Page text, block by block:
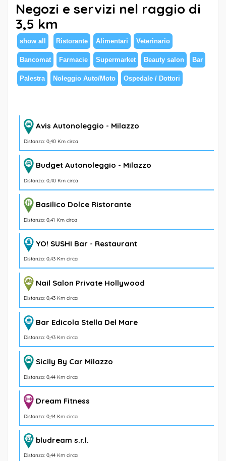
Negozi e servizi nel raggio di
3,5 km
show all Ristorante Alimentari Veterinario
Bancomat Farmacie Supermarket Beauty salon Bar
Palestra Noleggio Auto/Moto Ospedale / Dottori
Avis Autonoleggio - Milazzo
Distanza: 0,40 Km circa
Budget Autonoleggio - Milazzo
Distanza: 0,40 Km circa
Basilico Dolce Ristorante
Distanza: 0,41 Km circa
YO! SUSHI Bar - Restaurant
Distanza: 0,43 Km circa
Nail Salon Private Hollywood
Distanza: 0,43 Km circa
Bar Edicola Stella Del Mare
Distanza: 0,43 Km circa
Sicily By Car Milazzo
Distanza: 0,44 Km circa
Dream Fitness
Distanza: 0,44 Km circa
bludream s.r.l.
Distanza: 0,44 Km circa